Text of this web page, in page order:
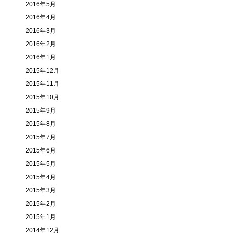
2016年5月
2016年4月
2016年3月
2016年2月
2016年1月
2015年12月
2015年11月
2015年10月
2015年9月
2015年8月
2015年7月
2015年6月
2015年5月
2015年4月
2015年3月
2015年2月
2015年1月
2014年12月